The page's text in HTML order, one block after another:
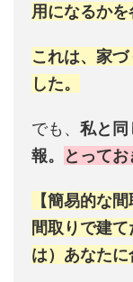
用になるかを
これは、家
した。
でも、 私と同
報。
とって
【簡易的な
間取りで建て
は）あなたに